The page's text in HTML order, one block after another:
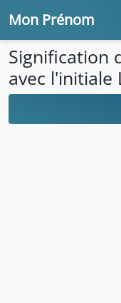
Mon Prénom
Signification
avec l'initiale